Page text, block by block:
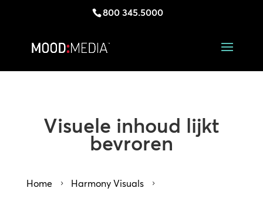
800 345.5000
Visuele inhoud lijkt
bevroren
Home 5 Harmony Visuals 5